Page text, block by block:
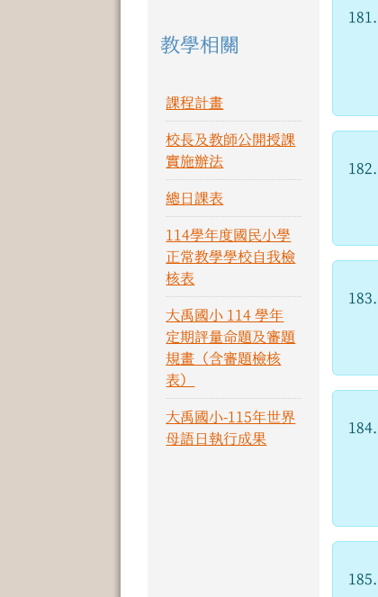
教學相關
課程計畫
校長及教師公開授課
實施辦法
總日課表
114學年度國民小學
正常教學學校自我檢
核表
大禹國小 114 學年
定期評量命題及審題
規畫（含審題檢核
表）
大禹國小-115年世界
母語日執行成果
181.
182.
183.
184.
185.